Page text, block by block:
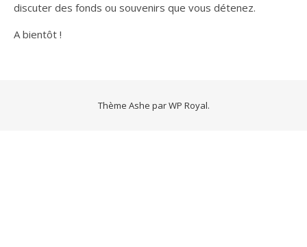
discuter des fonds ou souvenirs que vous détenez.
A bientôt !
Thème Ashe parWP Royal.